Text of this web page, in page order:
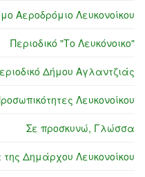
Αεροδρόμιο Λευκονοίκου
Περιοδικό "Το Λευκόνοικο"
Δήμου Αγλαντζιάς
Λευκονοίκου
Σε προσκυνώ, Γλώσσα
Δημάρχου Λευκονοίκου